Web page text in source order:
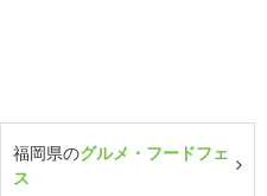
福岡県のグルメ・フードフェ
ス